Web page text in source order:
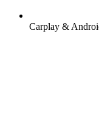
Carplay &